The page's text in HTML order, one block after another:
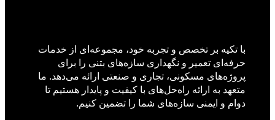
با تکیه بر تخصص و تجربه خود، مجموعه‌ای از خدمات
حرفه‌ای تعمیر و نگهداری سازه‌های بتنی را برای
پروژه‌های مسکونی، تجاری و صنعتی ارائه می‌دهد. ما
متعهد به ارائه راه‌حل‌های با کیفیت و پایدار هستیم تا
دوام و ایمنی سازه‌های شما را تضمین کنیم.